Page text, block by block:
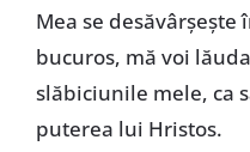
Mea se
bucuros, mă voi
slăbiciunile mele, ca
puterea lui Hristos.